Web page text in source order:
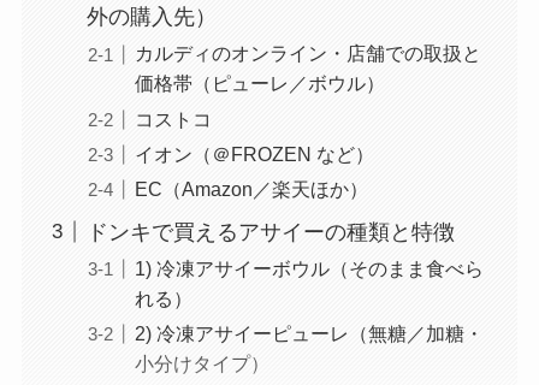
外の購入先）
カルディのオンライン・店舗での取扱と
価格帯（ピューレ／ボウル）
コストコ
イオン（＠FROZEN など）
EC（Amazon／楽天ほか）
ドンキで買えるアサイーの種類と特徴
1) 冷凍アサイーボウル（そのまま食べら
れる）
2) 冷凍アサイーピューレ（無糖／加糖・
小分けタイプ）